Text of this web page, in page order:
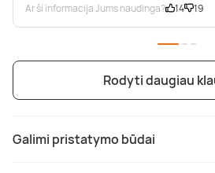
Galimi pristatymo būdai
Ar ši informacija Jums naudinga? 14 19
Rodyti daugiau